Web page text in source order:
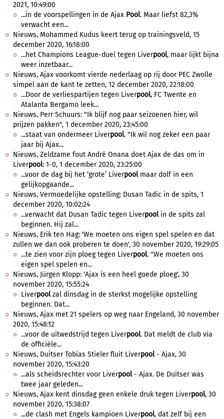
2021, 10:49:00
...in de voorspellingen in de Ajax Pool. Maar liefst 82,3%
verwacht een...
Nieuws, Mohammed Kudus keert terug op trainingsveld, 15
december 2020, 16:18:00
...het Champions League-duel tegen Liverpool, maar lijkt bijna
weer inzetbaar...
Nieuws, Ajax voorkomt vierde nederlaag op rij door PEC Zwolle
simpel aan de kant te zetten, 12 december 2020, 22:18:00
...Door de verliespartijen tegen Liverpool, FC Twente en
Atalanta Bergamo leek...
Nieuws, Perr Schuurs: "Ik blijf nog paar seizoenen hier, wil
prijzen pakken", 1 december 2020, 23:45:00
...staat van ondermeer Liverpool. "Ik wil nog zeker een paar
jaar bij Ajax...
Nieuws, Zeldzame fout André Onana doet Ajax de das om in
Liverpool: 1-0, 1 december 2020, 23:25:00
...voor de dag bij het ‘grote’ Liverpoolmaar dolf in een
gelijkopgaande...
Nieuws, Vermoedelijke opstelling: Dusan Tadic in de spits, 1
december 2020, 10:02:24
...verwacht dat Dusan Tadic tegen Liverpoolin de spits zal
beginnen. Hij zal...
Nieuws, Erik ten Hag: 'We moeten ons eigen spel spelen en dat
zullen we dan ook proberen te doen', 30 november 2020, 19:29:05
...te zien voor zijn ploeg tegen Liverpool. "We moeten ons
eigen spel spelen en...
Nieuws, Jürgen Klopp: 'Ajax is een heel goede ploeg', 30
november 2020, 15:55:24
Liverpoolzal dinsdag in de sterkst mogelijke opstelling
beginnen. Dat...
Nieuws, Ajax met 21 spelers op weg naar Engeland, 30 november
2020, 15:48:12
...voor de uitwedstrijd tegen Liverpool. Dat meldt de club via
de officiële...
Nieuws, Duitser Tobias Stieler fluit Liverpool- Ajax, 30
november 2020, 15:43:20
...als scheidsrechter voor Liverpool- Ajax. De Duitser was
twee jaar geleden...
Nieuws, Ajax kent dinsdag geen enkele druk tegen Liverpool, 30
november 2020, 15:38:07
...de clash met Engels kampioen Liverpool, dat zelf bij een